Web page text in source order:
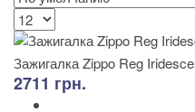
Зажигалка Zippo Reg
2711 грн.